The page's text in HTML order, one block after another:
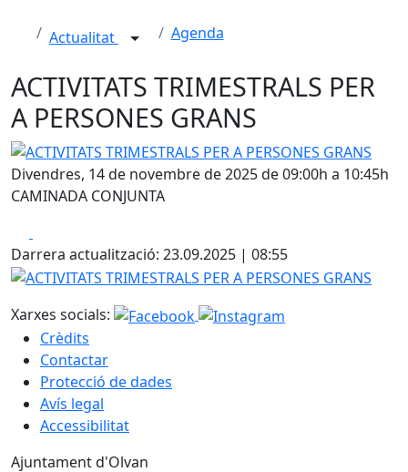
Actualitat Agenda
ACTIVITATS TRIMESTRALS PER
A PERSONES GRANS
ACTIVITATS TRIMESTRALS PER A PERSONES GRANS
Divendres, 14 de novembre de 2025 de 09:00h a 10:45h
CAMINADA CONJUNTA
Darrera actualització: 23.09.2025 | 08:55
ACTIVITATS TRIMESTRALS PER A PERSONES GRANS
Xarxes socials:
Crèdits
Contactar
Protecció de dades
Avís legal
Accessibilitat
Ajuntament d'Olvan